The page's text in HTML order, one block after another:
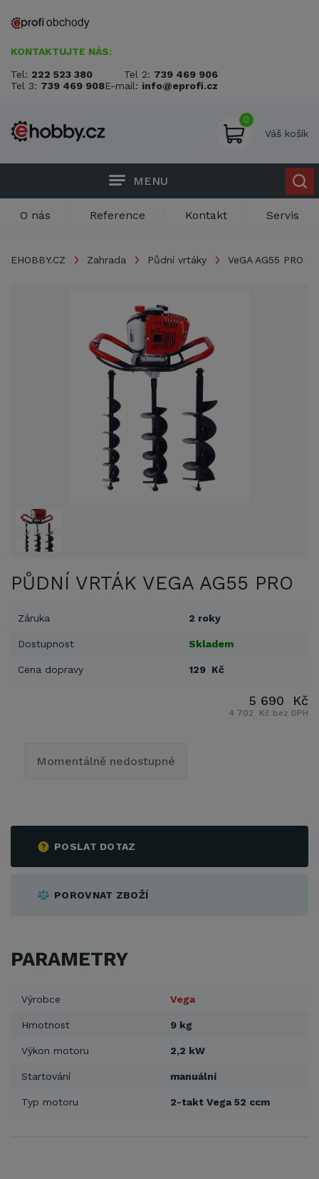
KONTAKTUJTE NÁS:
Tel: 222 523 380 Tel 2: 739 469 906
Tel 3: 739 469 908E-mail: info@eprofi.cz
0
Váš košík
MENU
O nás Reference Kontakt Servis
EHOBBY.CZ Zahrada Půdní vrtáky VeGA AG55 PRO
PŮDNÍ VRTÁK VEGA AG55 PRO
Záruka 2 roky
Dostupnost Skladem
Cena dopravy 129 Kč
POSLAT DOTAZ
POROVNAT ZBOŽÍ
5 690 Kč
4 702 Kč bez DPH
Momentálně nedostupné
PARAMETRY
Výrobce Vega
Hmotnost 9 kg
Výkon motoru 2,2 kW
Startování manuální
Typ motoru 2-takt Vega 52 ccm